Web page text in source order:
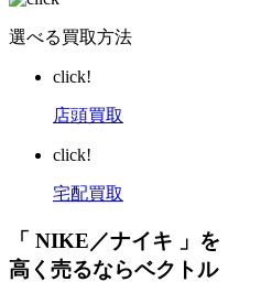
選べる買取方法
click!
店頭買取
click!
宅配買取
「 NIKE／ナイキ 」を
高く売るならベクトル